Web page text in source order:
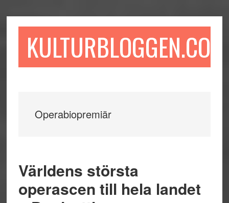
till
till
sidofältet
till
KULTURBLOGGEN.COM
Operabiopremiär
Världens största
operascen till hela landet